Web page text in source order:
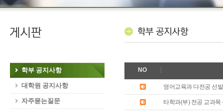
학부 공지사항
대학원 공지사항
자주묻는질문
NO
영어교육과 다전공 선
타학과(부) 전공 교과